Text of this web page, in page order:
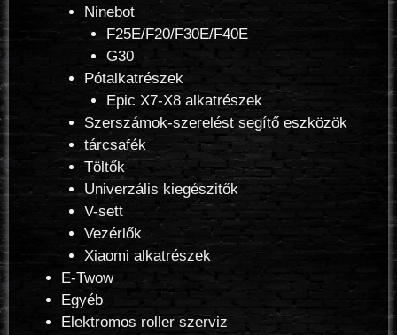
Ninebot
F25E/F20/F30E/F40E
G30
Pótalkatrészek
Epic X7-X8 alkatrészek
Szerszámok-szerelést segítő eszközök
tárcsafék
Töltők
Univerzális kiegészitők
V-sett
Vezérlők
Xiaomi alkatrészek
E-Twow
Egyéb
Elektromos roller szerviz